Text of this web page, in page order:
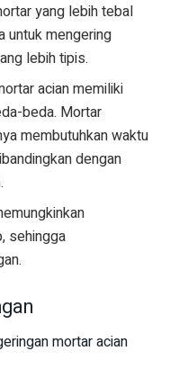
yang lebih tebal
untuk mengering
lebih tipis.
acian memiliki
beda. Mortar
membutuhkan waktu
dengan
sehingga
mortar acian